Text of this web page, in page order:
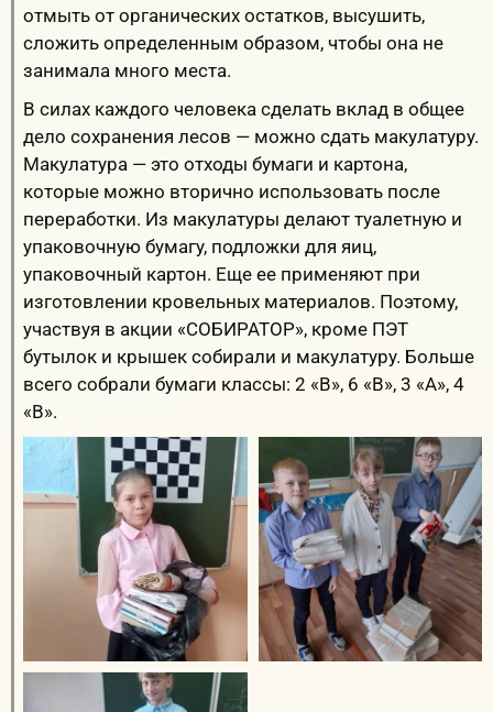
отмыть от органических остатков, высушить,
сложить определенным образом, чтобы она не
занимала много места.
В силах каждого человека сделать вклад в общее
дело сохранения лесов — можно сдать макулатуру.
Макулатура — это отходы бумаги и картона,
которые можно вторично использовать после
переработки. Из макулатуры делают туалетную и
упаковочную бумагу, подложки для яиц,
упаковочный картон. Еще ее применяют при
изготовлении кровельных материалов. Поэтому,
участвуя в акции «СОБИРАТОР», кроме ПЭТ
бутылок и крышек собирали и макулатуру. Больше
всего собрали бумаги классы: 2 «В», 6 «В», 3 «А», 4
«В».